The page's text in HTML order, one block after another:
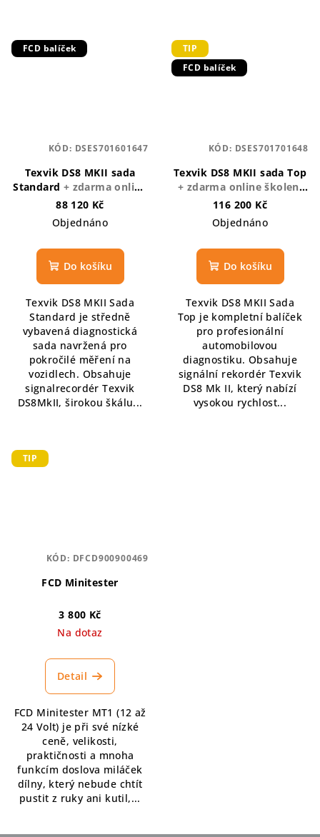
FCD balíček
Texvik DS8 MKII sada
Standard + zdarma online
školení TEXVIK, FCD
Service - Tarif Member na
6 měsíců, Softwarová
88 120 Kč
Objednáno
Do košíku
Texvik DS8 MKII Sada
Standard je středně
vybavená diagnostická
sada navržená pro
pokročilé měření na
vozidlech. Obsahuje
signalrecordér Texvik
DS8MkII, širokou škálu...
KÓD: DSES701601647
TIP
FCD balíček
Texvik DS8 MKII sada Top
+ zdarma online školení
TEXVIK, FCD Service - Tarif
Member na 6 měsíců,
Softwarová pravítka a
116 200 Kč
Objednáno
Do košíku
Texvik DS8 MKII Sada
Top je kompletní balíček
pro profesionální
automobilovou
diagnostiku. Obsahuje
signální rekordér Texvik
DS8 Mk II, který nabízí
vysokou rychlost...
KÓD: DSES701701648
TIP
FCD Minitester
3 800 Kč
Na dotaz
Detail
FCD Minitester MT1 (12 až
24 Volt) je při své nízké
ceně, velikosti,
praktičnosti a mnoha
funkcím doslova miláček
dílny, který nebude chtít
pustit z ruky ani kutil,...
KÓD: DFCD900900469